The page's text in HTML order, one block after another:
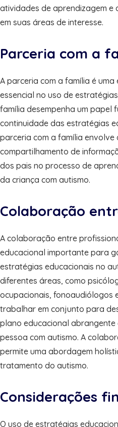
atividades de aprendizagem e
em suas áreas de interesse.
Parceria com a
A parceria com a família é
essencial no uso de
família desempenha um papel
continuidade das estratégias
parceria com a família envolve
compartilhamento de
dos pais no processo de
da criança com autismo.
Colaboração
A colaboração entre
educacional importante para
estratégias educacionais no
diferentes áreas, como
ocupacionais, fonoaudiólogos
trabalhar em conjunto para
plano educacional
pessoa com autismo. A
permite uma abordagem
tratamento do autismo.
Considerações
O uso de estratégias